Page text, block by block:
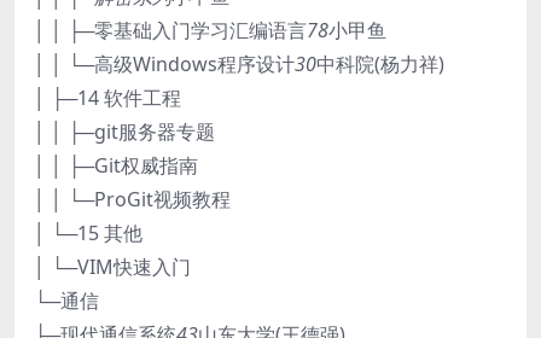
│ │ ├─零基础入门学习汇编语言78小甲鱼
│ │ └─高级Windows程序设计30中科院(杨力祥)
│ ├─14 软件工程
│ │ ├─git服务器专题
│ │ ├─Git权威指南
│ │ └─ProGit视频教程
│ └─15 其他
│ └─VIM快速入门
└─通信